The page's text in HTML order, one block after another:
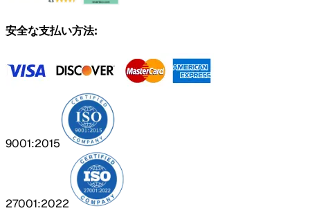
安全な支払い方法:
9001:2015
27001:2022